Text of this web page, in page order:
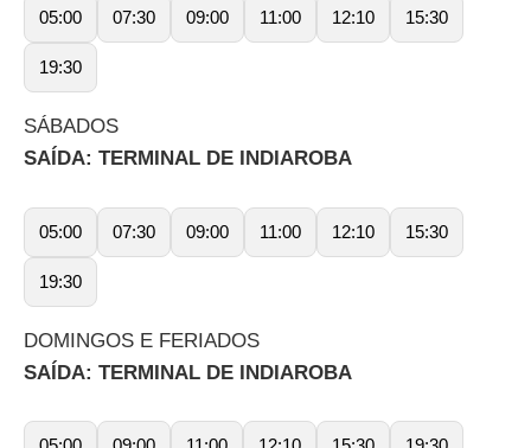
05:00 07:30 09:00 11:00 12:10 15:30
19:30
SÁBADOS
SAÍDA: TERMINAL DE INDIAROBA
05:00 07:30 09:00 11:00 12:10 15:30
19:30
DOMINGOS E FERIADOS
SAÍDA: TERMINAL DE INDIAROBA